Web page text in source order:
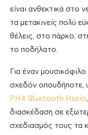
είναι ανθεκτικά στο
τα μετακινείς πολύ
θέλεις, στο πάρκο,
το ποδήλατο.
Για έναν
σχεδόν οπουδήποτε,
PH4 Bluetooth Ηχείο
διασκέδαση σε
σχεδιασμός τους τα